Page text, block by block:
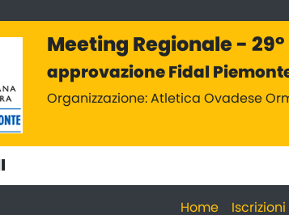
Meeting Regionale -
approvazione Fidal
Organizzazione: Atletica Ovadese
Home